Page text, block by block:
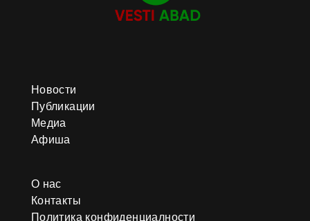
Новости
Публикации
Медиа
Афиша
О нас
Контакты
Политика конфиденциалности